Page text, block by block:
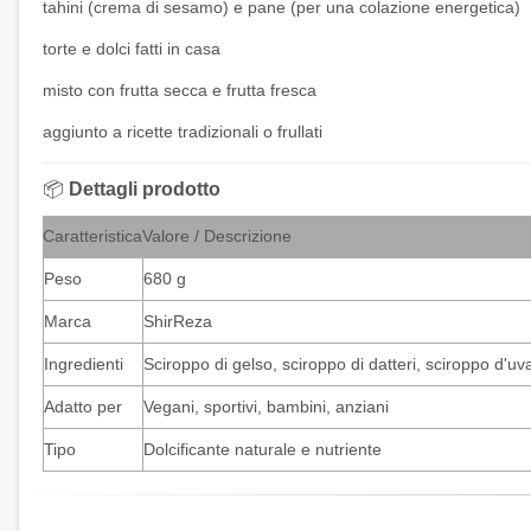
tahini (crema di sesamo) e pane (per una colazione energetica)
torte e dolci fatti in casa
misto con frutta secca e frutta fresca
aggiunto a ricette tradizionali o frullati
📦 Dettagli prodotto
CaratteristicaValore / Descrizione
Peso 680 g
Marca ShirReza
Ingredienti Sciroppo di gelso, sciroppo di datteri, sciroppo
Adatto per Vegani, sportivi, bambini, anziani
Tipo Dolcificante naturale e nutriente